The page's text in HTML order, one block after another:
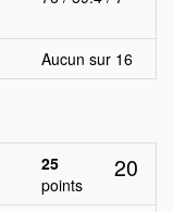
Aucun sur 16
25
points
20